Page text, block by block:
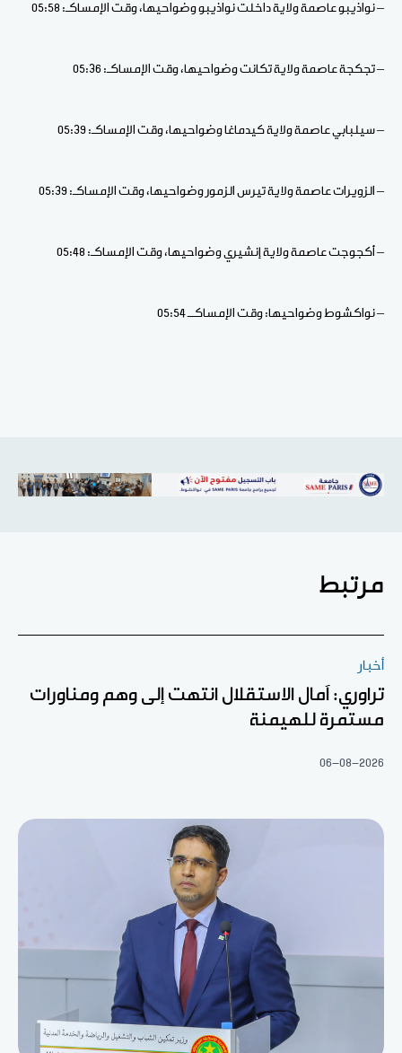
– نواذيبو عاصمة ولاية داخلت نواذيبو وضواحيها، وقت الإمساكـ: 05:58
– تجكجة عاصمة ولاية تكانت وضواحيها، وقت الإمساكـ: 05:36
– سيلبابي عاصمة ولاية كيدماغا وضواحيها، وقت الإمساكـ: 05:39
– الزويرات عاصمة ولاية تيرس الزمور وضواحيها، وقت الإمساكـ: 05:39
– أكجوجت عاصمة ولاية إنشيري وضواحيها، وقت الإمساكـ: 05:48
– نواكشوط وضواحيها: وقت الإمساكــ 05:54
مرتبط
أخبار
تراوري: آمال الاستقلال انتهت إلى وهم ومناورات
مستمرة للهيمنة
06-08-2026